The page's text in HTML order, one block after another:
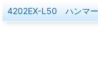
4202EX-L50 ハンマー